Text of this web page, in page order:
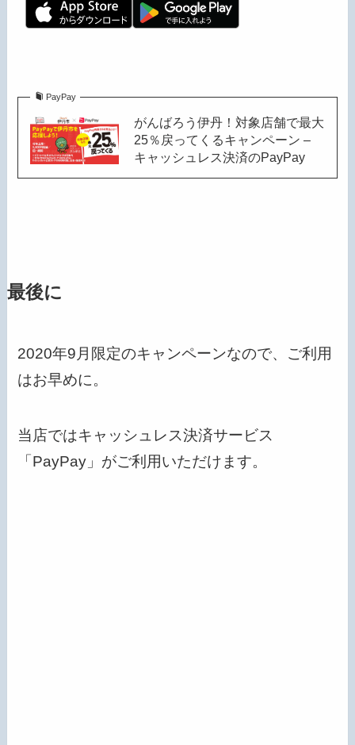
PayPay
がんばろう伊丹！対象店舗で最大
25％戻ってくるキャンペーン –
キャッシュレス決済のPayPay
最後に
2020年9月限定のキャンペーンなので、ご利用
はお早めに。
当店ではキャッシュレス決済サービス
「PayPay」がご利用いただけます。